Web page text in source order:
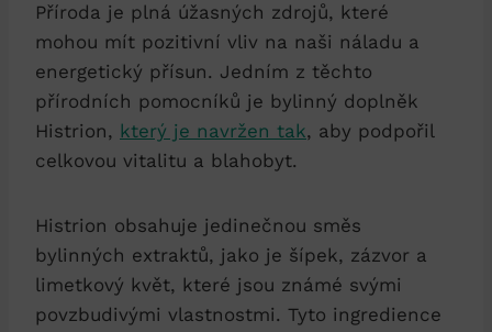
Příroda je plná úžasných zdrojů, které
mohou mít pozitivní vliv na naši náladu a
energetický přísun. Jedním z těchto
přírodních pomocníků je bylinný doplněk
Histrion, který je navržen tak, aby podpořil
celkovou vitalitu a blahobyt.
Histrion obsahuje jedinečnou směs
bylinných extraktů, jako je šípek, zázvor a
limetkový květ, které jsou známé svými
povzbudivými vlastnostmi. Tyto ingredience